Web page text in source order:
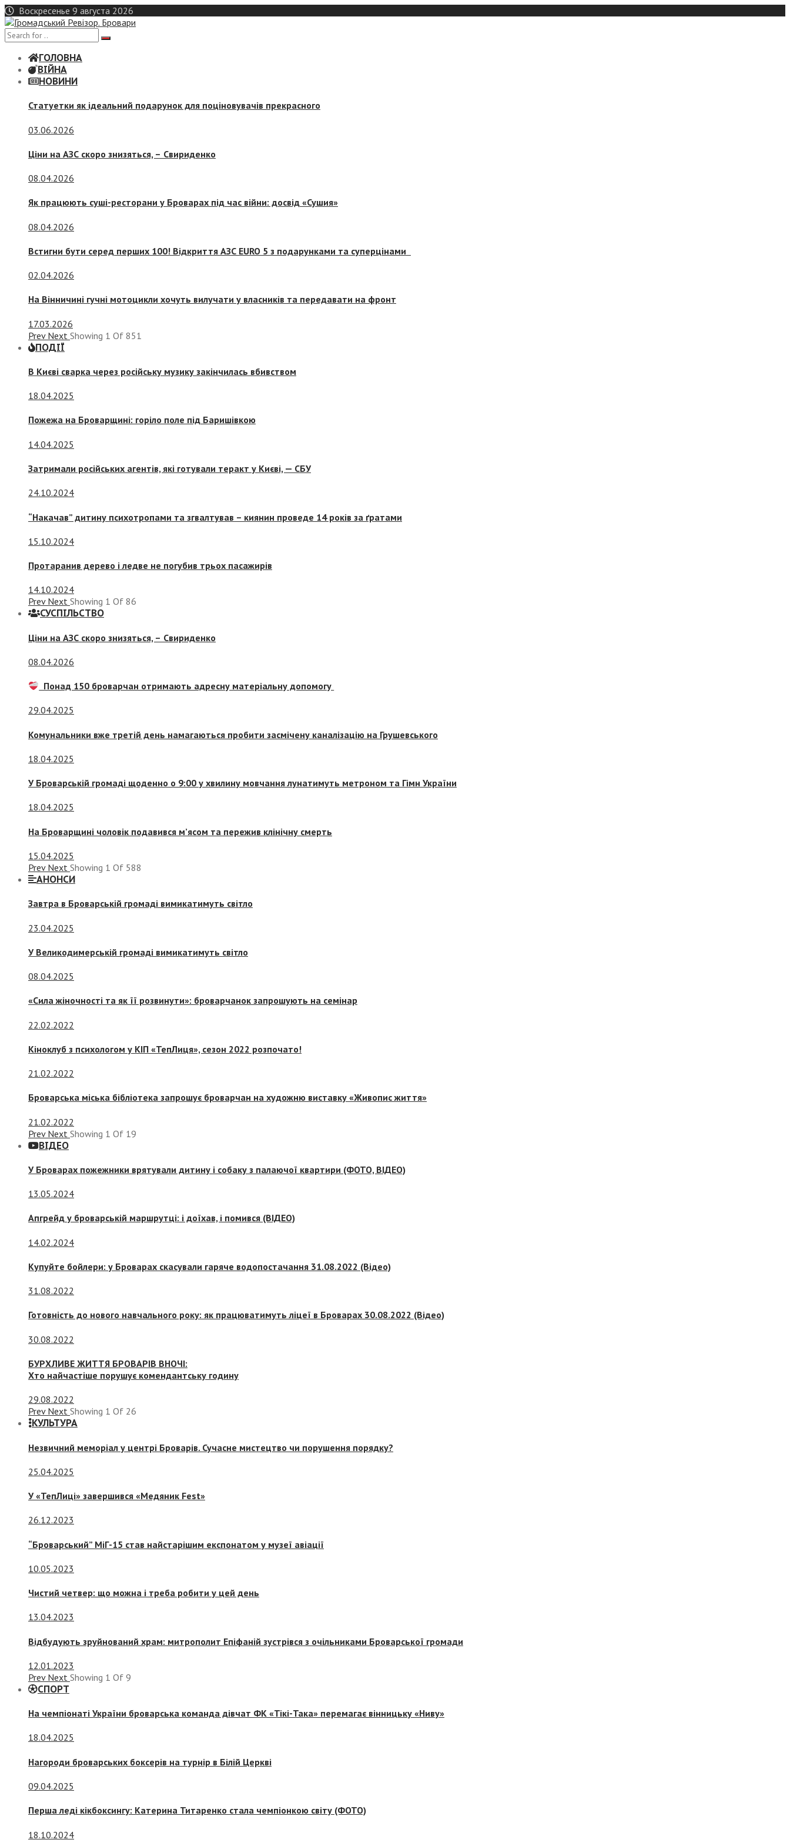
Skip
to
content
Воскресенье 9 августа 2026
ГОЛОВНА
ВІЙНА
НОВИНИ
Статуетки як ідеальний подарунок для поціновувачів прекрасного
03.06.2026
Ціни на АЗС скоро знизяться, – Свириденко
08.04.2026
Як працюють суші-ресторани у Броварах під час війни: досвід «Сушия»
08.04.2026
Встигни бути серед перших 100! Відкриття АЗС EURO 5 з подарунками та суперцінами
02.04.2026
На Вінничині гучні мотоцикли хочуть вилучати у власників та передавати на фронт
17.03.2026
Prev Next Showing 1 Of 851
ПОДІЇ
В Києві сварка через російську музику закінчилась вбивством
18.04.2025
Пожежа на Броварщині: горіло поле під Баришівкою
14.04.2025
Затримали російських агентів, які готували теракт у Києві, — СБУ
24.10.2024
“Накачав” дитину психотропами та згвалтував – киянин проведе 14 років за ґратами
15.10.2024
Протаранив дерево і ледве не погубив трьох пасажирів
14.10.2024
Prev Next Showing 1 Of 86
СУСПIЛЬСТВО
Ціни на АЗС скоро знизяться, – Свириденко
08.04.2026
Понад 150 броварчан отримають адресну матеріальну допомогу
29.04.2025
Комунальники вже третій день намагаються пробити засмічену каналізацію на Грушевського
18.04.2025
У Броварській громаді щоденно о 9:00 у хвилину мовчання лунатимуть метроном та Гімн України
18.04.2025
На Броварщині чоловік подавився м’ясом та пережив клінічну смерть
15.04.2025
Prev Next Showing 1 Of 588
АНОНСИ
Завтра в Броварській громаді вимикатимуть світло
23.04.2025
У Великодимерській громаді вимикатимуть світло
08.04.2025
«Сила жіночності та як її розвинути»: броварчанок запрошують на семінар
22.02.2022
Кіноклуб з психологом у КІП «ТепЛиця», сезон 2022 розпочато!
21.02.2022
Броварська міська бібліотека запрошує броварчан на художню виставку «Живопис життя»
21.02.2022
Prev Next Showing 1 Of 19
ВІДЕО
У Броварах пожежники врятували дитину і собаку з палаючої квартири (ФОТО, ВІДЕО)
13.05.2024
Апгрейд у броварській маршрутці: і доїхав, і помився (ВІДЕО)
14.02.2024
Купуйте бойлери: у Броварах скасували гаряче водопостачання 31.08.2022 (Відео)
31.08.2022
Готовність до нового навчального року: як працюватимуть ліцеї в Броварах 30.08.2022 (Відео)
30.08.2022
БУРХЛИВЕ ЖИТТЯ БРОВАРІВ ВНОЧІ:
Хто найчастіше порушує комендантську годину
29.08.2022
Prev Next Showing 1 Of 26
КУЛЬТУРА
Незвичний меморіал у центрі Броварів. Сучасне мистецтво чи порушення порядку?
25.04.2025
У «ТепЛиці» завершився «Медяник Fest»
26.12.2023
“Броварський” МіГ-15 став найстарішим експонатом у музеї авіації
10.05.2023
Чистий четвер: що можна і треба робити у цей день
13.04.2023
Відбудують зруйнований храм: митрополит Епіфаній зустрівся з очільниками Броварської громади
12.01.2023
Prev Next Showing 1 Of 9
СПОРТ
На чемпіонаті України броварська команда дівчат ФК «Тікі-Така» перемагає вінницьку «Ниву»
18.04.2025
Нагороди броварських боксерів на турнір в Білій Церкві
09.04.2025
Перша леді кікбоксингу: Катерина Титаренко стала чемпіонкою світу (ФОТО)
18.10.2024